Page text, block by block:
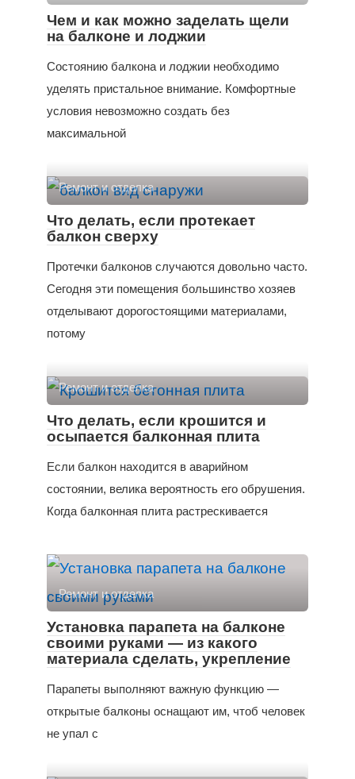
Чем и как можно заделать щели
на балконе и лоджии
Состоянию балкона и лоджии необходимо
уделять пристальное внимание. Комфортные
условия невозможно создать без
максимальной
Ремонт и отделка
Что делать, если протекает
балкон сверху
Протечки балконов случаются довольно часто.
Сегодня эти помещения большинство хозяев
отделывают дорогостоящими материалами,
потому
Ремонт и отделка
Что делать, если крошится и
осыпается балконная плита
Если балкон находится в аварийном
состоянии, велика вероятность его обрушения.
Когда балконная плита растрескивается
Ремонт и отделка
Установка парапета на балконе
своими руками — из какого
материала сделать, укрепление
Парапеты выполняют важную функцию —
открытые балконы оснащают им, чтоб человек
не упал с